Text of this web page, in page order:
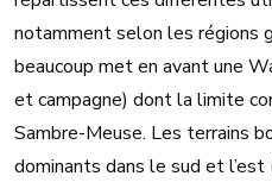
notamment selon les régions
beaucoup met en avant une
et campagne) dont la limite
Sambre-Meuse. Les terrains
dominants dans le sud et l’est